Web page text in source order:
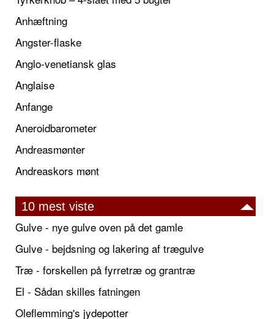
Anhæftning
Angster-flaske
Anglo-venetiansk glas
Anglaise
Anfange
Aneroidbarometer
Andreasmønter
Andreaskors mønt
10 mest viste
Gulve - nye gulve oven på det gamle
Gulve - bejdsning og lakering af trægulve
Træ - forskellen på fyrretræ og grantræ
El - Sådan skilles fatningen
Oleflemming's jydepotter